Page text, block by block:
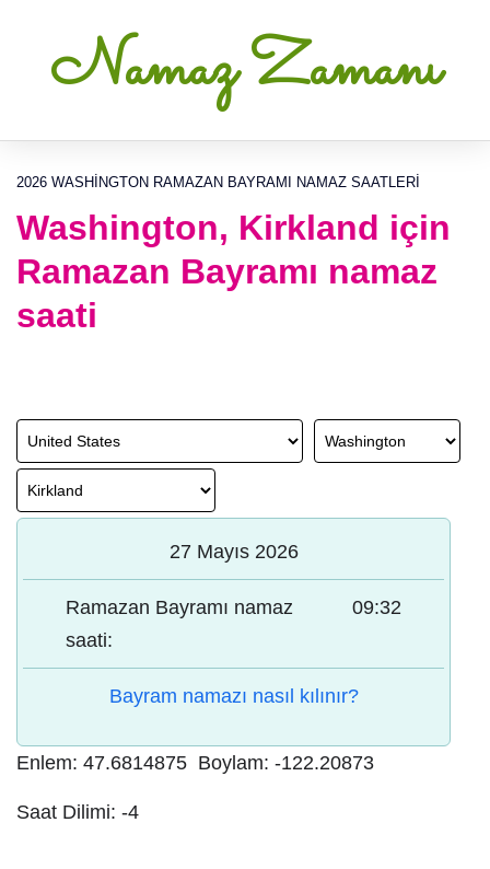
Namaz Zamanı
2026 WASHINGTON RAMAZAN BAYRAMI NAMAZ SAATLERI
Washington, Kirkland için
Ramazan Bayramı namaz
saati
27 Mayıs 2026
Ramazan Bayramı namaz
saati:
09:32
Bayram namazı nasıl kılınır?
Enlem: 47.6814875 Boylam: -122.20873
Saat Dilimi: -4